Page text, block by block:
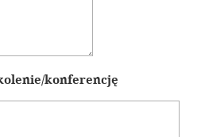
konferencję